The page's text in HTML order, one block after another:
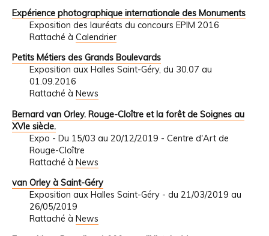
Expérience photographique internationale des Monuments
Exposition des lauréats du concours EPIM 2016
Rattaché à Calendrier
Petits Métiers des Grands Boulevards
Exposition aux Halles Saint-Géry, du 30.07 au
01.09.2016
Rattaché à News
Bernard van Orley. Rouge-Cloître et la forêt de Soignes au
XVIe siècle.
Expo - Du 15/03 au 20/12/2019 - Centre d'Art de
Rouge-Cloître
Rattaché à News
van Orley à Saint-Géry
Exposition aux Halles Saint-Géry - du 21/03/2019 au
26/05/2019
Rattaché à News